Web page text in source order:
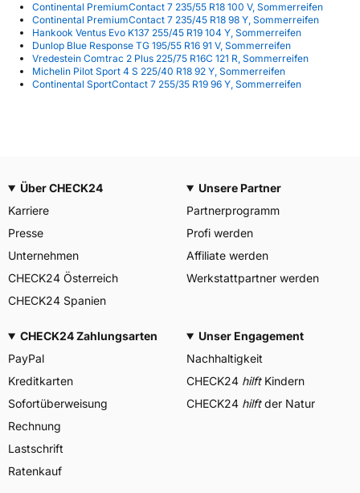
Continental PremiumContact 7 235/55 R18 100 V, Sommerreifen
Continental PremiumContact 7 235/45 R18 98 Y, Sommerreifen
Hankook Ventus Evo K137 255/45 R19 104 Y, Sommerreifen
Dunlop Blue Response TG 195/55 R16 91 V, Sommerreifen
Vredestein Comtrac 2 Plus 225/75 R16C 121 R, Sommerreifen
Michelin Pilot Sport 4 S 225/40 R18 92 Y, Sommerreifen
Continental SportContact 7 255/35 R19 96 Y, Sommerreifen
Über CHECK24
Karriere
Presse
Unternehmen
CHECK24 Österreich
CHECK24 Spanien
Unsere Partner
Partnerprogramm
Profi werden
Affiliate werden
Werkstattpartner werden
CHECK24 Zahlungsarten
PayPal
Kreditkarten
Sofortüberweisung
Rechnung
Lastschrift
Ratenkauf
Unser Engagement
Nachhaltigkeit
CHECK24 hilftKindern
CHECK24 hilftder Natur